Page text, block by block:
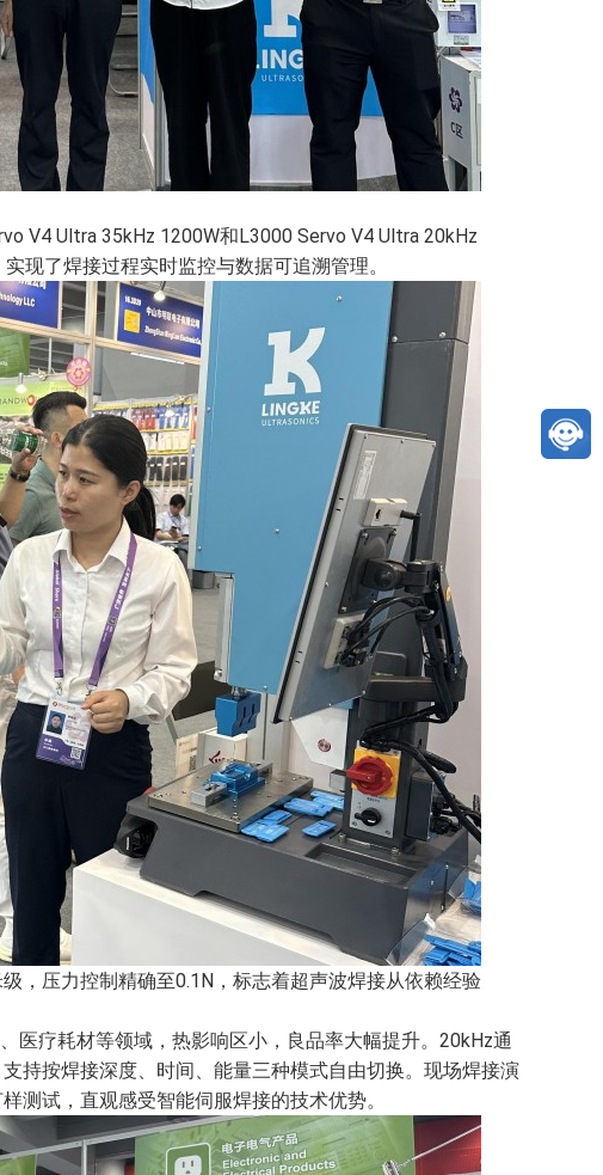
V4 Ultra 35kHz 1200W和L3000 Servo V4 Ultra 20kHz
现了焊接过程实时监控与数据可追溯管理。
，压力控制精确至0.1N，标志着超声波焊接从依赖经验
医疗耗材等领域，热影响区小，良品率大幅提升。20kHz通
持按焊接深度、时间、能量三种模式自由切换。现场焊接演
测试，直观感受智能伺服焊接的技术优势。